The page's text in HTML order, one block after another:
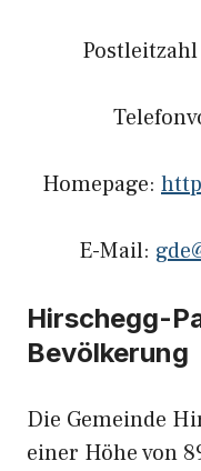
Homepage:
E-Mail:
Hirschegg-
Bevölkerung
Die Gemeinde
einer Höhe von